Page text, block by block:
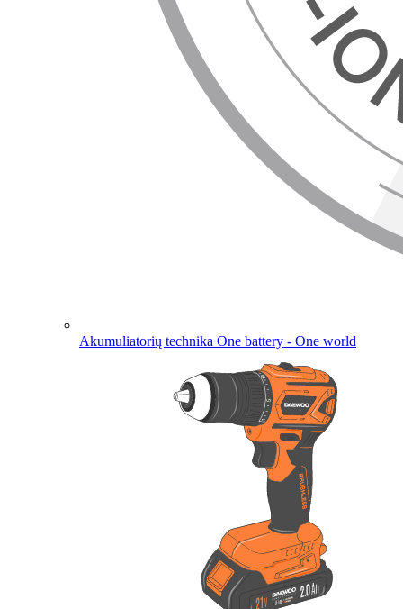
Akumuliatorių technika One battery - One world